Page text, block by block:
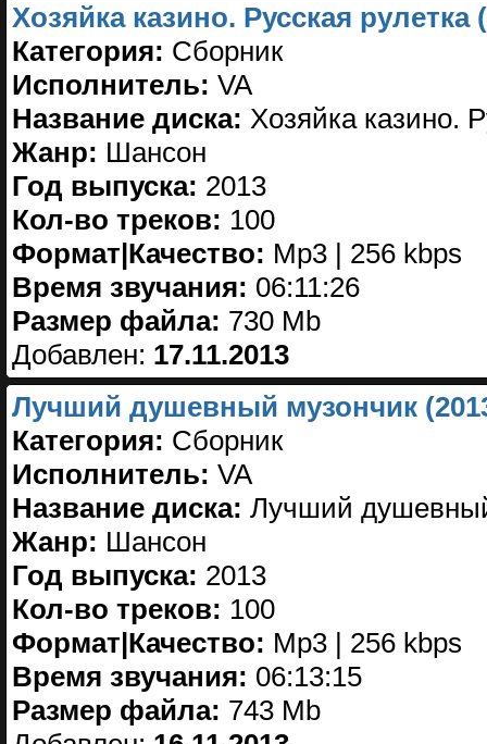
Хозяйка казино. Русская рулетка
Категория: Сборник
Исполнитель: VA
Название диска: Хозяйка казино.
Жанр: Шансон
Год выпуска: 2013
Кол-во треков: 100
Формат|Качество: Mp3 | 256 kbps
Время звучания: 06:11:26
Размер файла: 730 Mb
Добавлен: 17.11.2013
Лучший душевный музончик
Категория: Сборник
Исполнитель: VA
Название диска: Лучший
Жанр: Шансон
Год выпуска: 2013
Кол-во треков: 100
Формат|Качество: Mp3 | 256 kbps
Время звучания: 06:13:15
Размер файла: 743 Mb